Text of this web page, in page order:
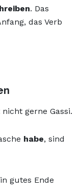
. Das
das Verb
nicht gerne Gassi.
habe, sind
gutes Ende